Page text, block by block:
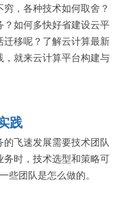
，各种技术如何取舍？
？如何多快好省建设云平
迁移呢？了解云计算最新
，就来云计算平台构建与
践
飞速发展需要技术团队
时，技术选型和策略可
些团队是怎么做的。